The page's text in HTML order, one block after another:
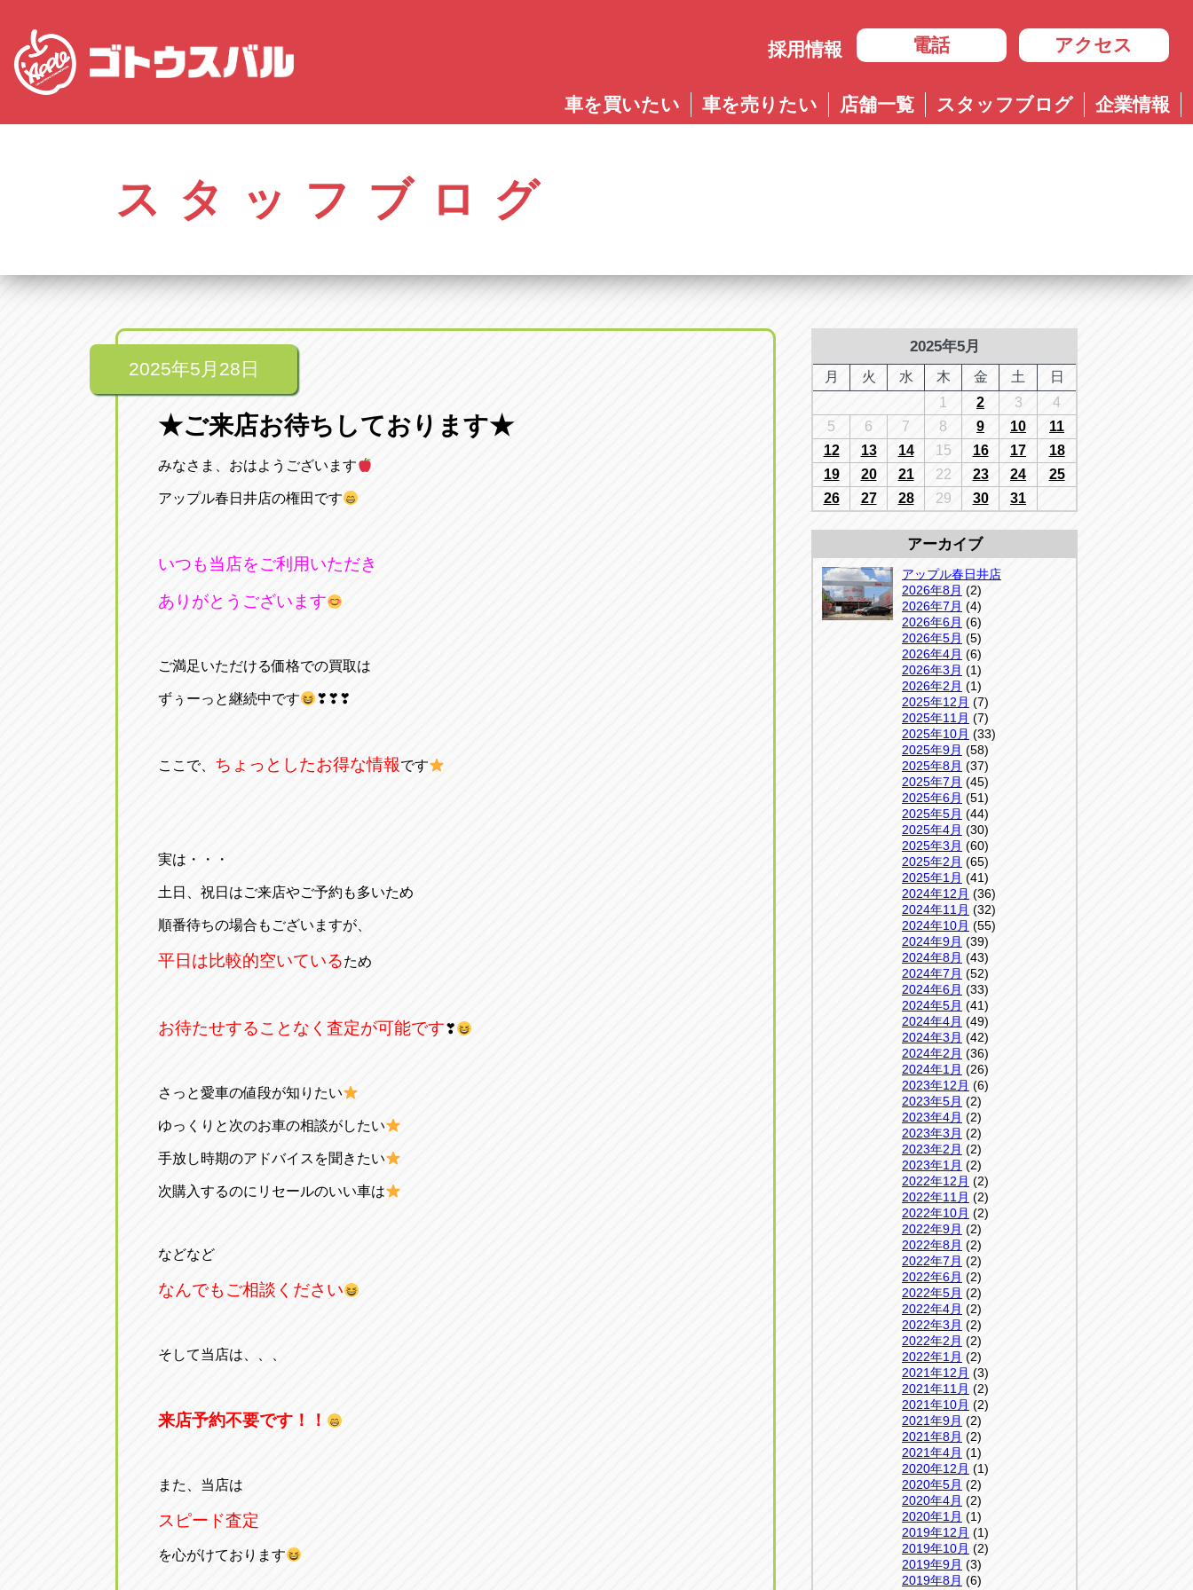
採用情報 電話
愛知
アップル春日井中央店
0568-56-0001
アップル瀬戸店
岐阜
058-379-0525
アップル大垣IC南店
0584-87-0200
千葉
アップルかしわ沼南店
04-7190-1500
アクセス
アップル春日井中央店
愛知県春日井市柏井町4-43-1
アップル一宮22号店
アップル春日井店
アップル碧南店
愛知県碧南市立山町4-32-1
アップル小牧店
アップル尾張旭店
愛知県尾張旭市印場元町5-2-8
オートフレンド
岐阜
アップル恵那店
アップル各務原店
岐阜県各務原市各務おがせ町9-206-1
トラック市四日市店
三重県四日市市午起3丁目1番3号
アップル世田谷店
車を買いたい 車を売りたい 店舗一覧 スタッフブログ 企業情報
スタッフブログ
2025年5月28日
★ご来店お待ちしております★
みなさま、おはようございます
アップル春日井店の権田です
いつも当店をご利用いただき
ありがとうございます
ご満足いただける価格での買取は
ずぅーっと継続中です ❣❣❣
ここで、 ちょっとしたお得な情報です
実は・・・
土日、祝日はご来店やご予約も多いため
順番待ちの場合もございますが、
平日は比較的空いているため
お待たせすることなく査定が可能です❣
さっと愛車の値段が知りたい
ゆっくりと次のお車の相談がしたい
手放し時期のアドバイスを聞きたい
次購入するのにリセールのいい車は
などなど
なんでもご相談ください
そして当店は、、、
来店予約不要です！！
また、当店は
スピード査定
を心がけております
2025年5月
月 火 水 木 金 土
日
1
2 3
4
5
6 7 8 9 10
11
12
13 14 15 16 17
18
19
20 21 22 23 24
25
26
27 28 29 30 31
アーカイブ
アップル春日井店
2026年8月 (2)
2026年7月 (4)
2026年6月 (6)
2026年5月 (5)
2026年4月 (6)
2026年3月 (1)
2026年2月 (1)
2025年12月 (7)
2025年11月 (7)
2025年10月 (33)
2025年9月 (58)
2025年8月 (37)
2025年7月 (45)
2025年6月 (51)
2025年5月 (44)
2025年4月 (30)
2025年3月 (60)
2025年2月 (65)
2025年1月 (41)
2024年12月 (36)
2024年11月 (32)
2024年10月 (55)
2024年9月 (39)
2024年8月 (43)
2024年7月 (52)
2024年6月 (33)
2024年5月 (41)
2024年4月 (49)
2024年3月 (42)
2024年2月 (36)
2024年1月 (26)
2023年12月 (6)
2023年5月 (2)
2023年4月 (2)
2023年3月 (2)
2023年2月 (2)
2023年1月 (2)
2022年12月 (2)
2022年11月 (2)
2022年10月 (2)
2022年9月 (2)
2022年8月 (2)
2022年7月 (2)
2022年6月 (2)
2022年5月 (2)
2022年4月 (2)
2022年3月 (2)
2022年2月 (2)
2022年1月 (2)
2021年12月 (3)
2021年11月 (2)
2021年10月 (2)
2021年9月 (2)
2021年8月 (2)
2021年4月 (1)
2020年12月 (1)
2020年5月 (2)
2020年4月 (2)
2020年1月 (1)
2019年12月 (1)
2019年10月 (2)
2019年9月 (3)
2019年8月 (6)